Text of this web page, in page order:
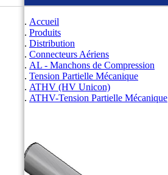
Accueil
Produits
Distribution
Connecteurs Aériens
AL - Manchons de Compression
Tension Partielle Mécanique
ATHV (HV Unicon)
ATHV-Tension Partielle Mécanique